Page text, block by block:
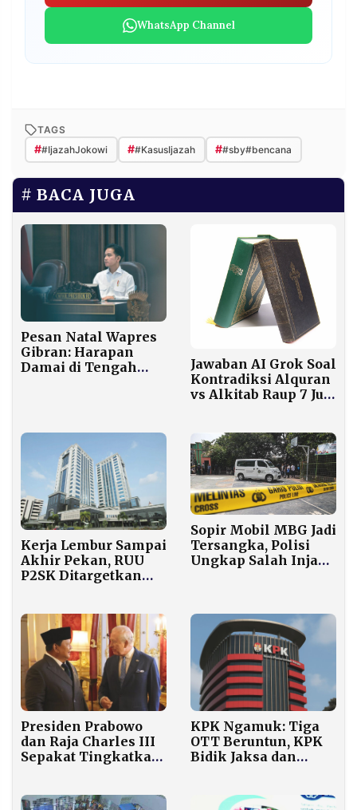
WhatsApp Channel
TAGS
##IjazahJokowi ##KasusIjazah ##sby#bencana
BACA JUGA
Pesan Natal Wapres
Gibran: Harapan
Damai di Tengah
Jawaban AI Grok Soal
Kontradiksi Alquran
vs Alkitab Raup 7 Juta
Kerja Lembur Sampai
Akhir Pekan, RUU
P2SK Ditargetkan
Sopir Mobil MBG Jadi
Tersangka, Polisi
Ungkap Salah Injak
Presiden Prabowo
dan Raja Charles III
Sepakat Tingkatkan
Sumatera
KPK Ngamuk: Tiga
OTT Beruntun, KPK
Bidik Jaksa dan